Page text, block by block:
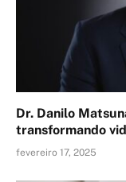
Dr. Danilo
transformando
fevereiro 17, 2025